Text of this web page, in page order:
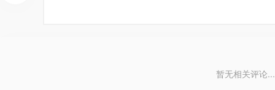
暂无相关评论...